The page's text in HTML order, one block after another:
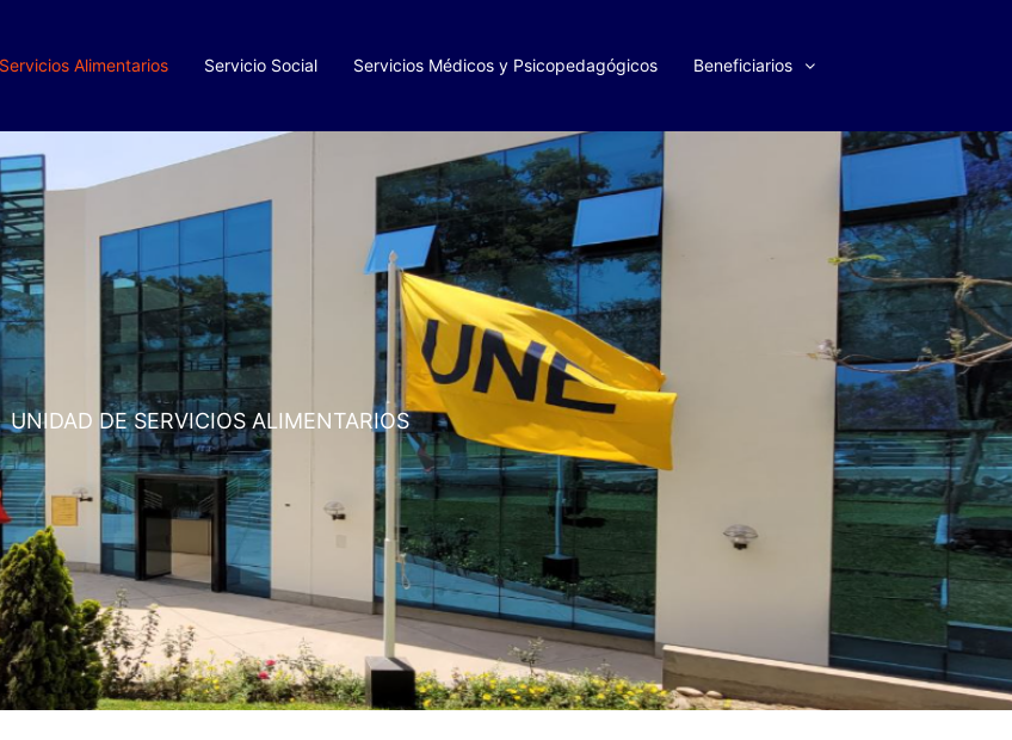
Servicios Alimentarios Servicio Social Servicios Médicos y Psicopedagógicos Beneficiarios
UNIDAD DE SERVICIOS ALIMENTARIOS